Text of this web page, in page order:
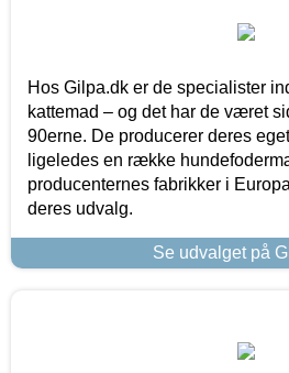
Hos Gilpa.dk er de specialister
kattemad – og det har de været
90erne. De producerer deres
ligeledes en række
producenternes fabrikker i
deres udvalg.
Se udvalget på